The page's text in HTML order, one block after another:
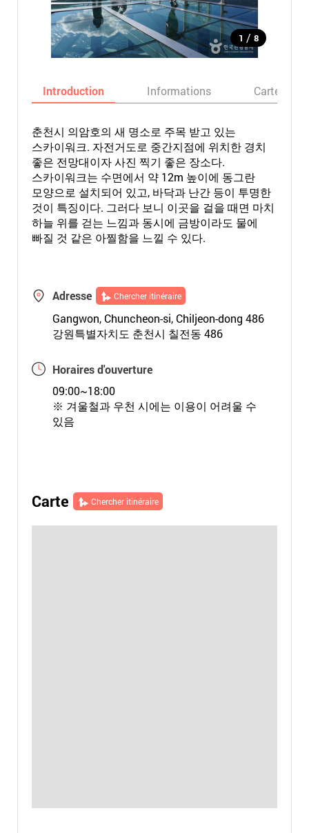
1 / 8
Introduction Informations Carte
춘천시 의암호의 새 명소로 주목 받고 있는
스카이워크. 자전거도로 중간지점에 위치한 경치
좋은 전망대이자 사진 찍기 좋은 장소다.
스카이워크는 수면에서 약 12m 높이에 동그란
모양으로 설치되어 있고, 바닥과 난간 등이 투명한
것이 특징이다. 그러다 보니 이곳을 걸을 때면 마치
하늘 위를 걷는 느낌과 동시에 금방이라도 물에
빠질 것 같은 아찔함을 느낄 수 있다.
Adresse Chercher itinéraire
Gangwon, Chuncheon-si, Chiljeon-dong 486
강원특별자치도 춘천시 칠전동 486
Horaires d'ouverture
09:00~18:00
※ 겨울철과 우천 시에는 이용이 어려울 수
있음
Carte Chercher itinéraire